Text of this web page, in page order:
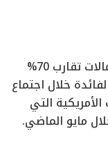
وفي المقابل، ما زالت الأسواق تضع احتمالات تقارب 70%
خلال اجتماع
الأمريكية التي